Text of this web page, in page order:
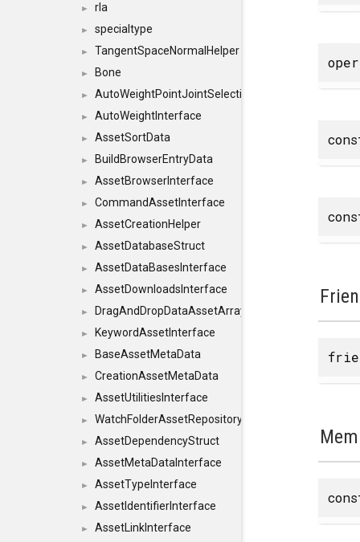
► rla
► specialtype
► TangentSpaceNormalHelper
► Bone
► AutoWeightPointJointSelections
► AutoWeightInterface
► AssetSortData
► BuildBrowserEntryData
► AssetBrowserInterface
► CommandAssetInterface
► AssetCreationHelper
► AssetDatabaseStruct
► AssetDataBasesInterface
► AssetDownloadsInterface
► DragAndDropDataAssetArray
► KeywordAssetInterface
► BaseAssetMetaData
► CreationAssetMetaData
► AssetUtilitiesInterface
► WatchFolderAssetRepositoryInterface
► AssetDependencyStruct
► AssetMetaDataInterface
► AssetTypeInterface
► AssetIdentifierInterface
► AssetLinkInterface